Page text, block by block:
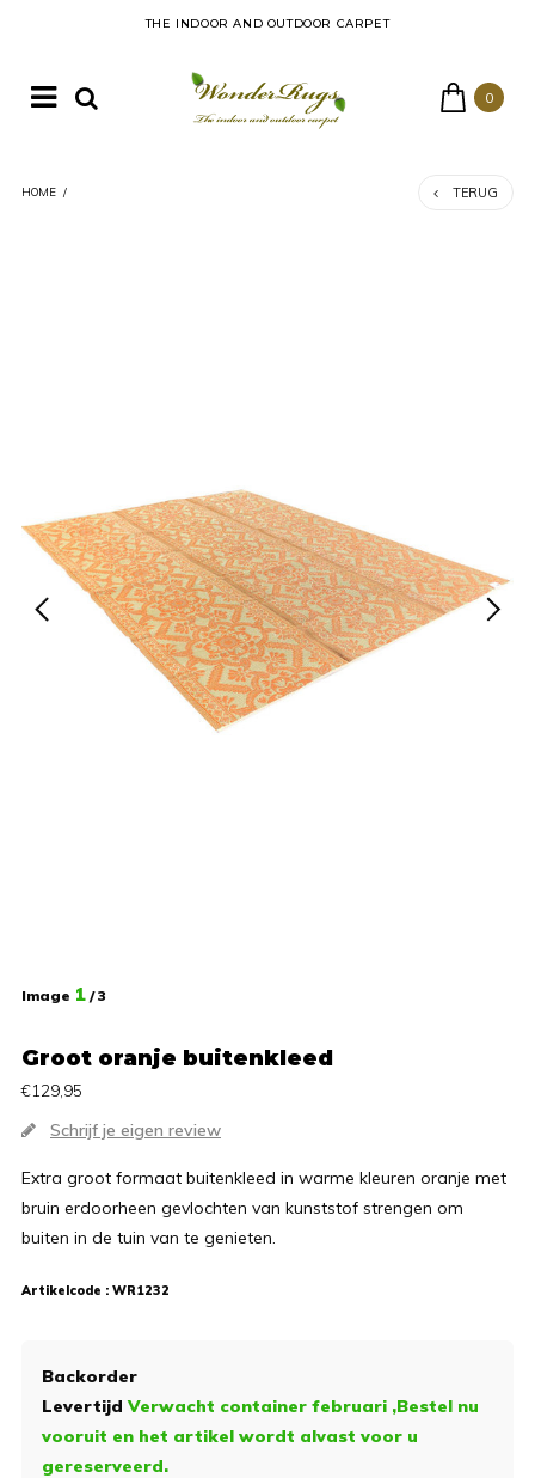
THE INDOOR AND OUTDOOR CARPET
0
HOME / TERUG
Image 1 / 3
Groot oranje buitenkleed
€129,95
Schrijf je eigen review
Extra groot formaat buitenkleed in warme kleuren oranje met
bruin erdoorheen gevlochten van kunststof strengen om
buiten in de tuin van te genieten.
Artikelcode : WR1232
Backorder
Levertijd Verwacht container februari ,Bestel nu
vooruit en het artikel wordt alvast voor u
gereserveerd.